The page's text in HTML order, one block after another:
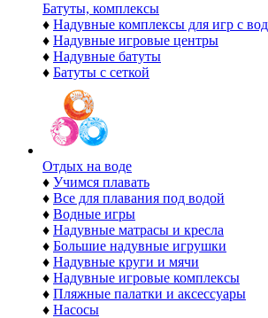
Батуты, комплексы
♦ Надувные комплексы для игр с
♦ Надувные игровые центры
♦ Надувные батуты
♦ Батуты с сеткой
Отдых на воде
♦ Учимся плавать
♦ Все для плавания под водой
♦ Водные игры
♦ Надувные матрасы и кресла
♦ Большие надувные игрушки
♦ Надувные круги и мячи
♦ Надувные игровые комплексы
♦ Пляжные палатки и аксессуары
♦ Насосы